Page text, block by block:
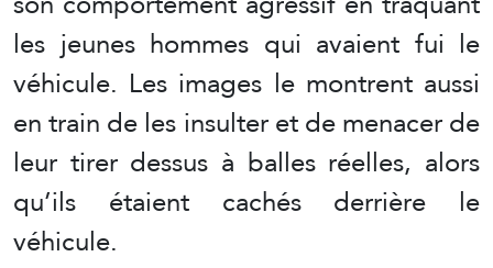
les jeunes hommes qui avaient fui le
véhicule. Les images le montrent aussi
en train de les insulter et de menacer de
leur tirer dessus à balles réelles, alors
qu’ils étaient cachés derrière le
véhicule.